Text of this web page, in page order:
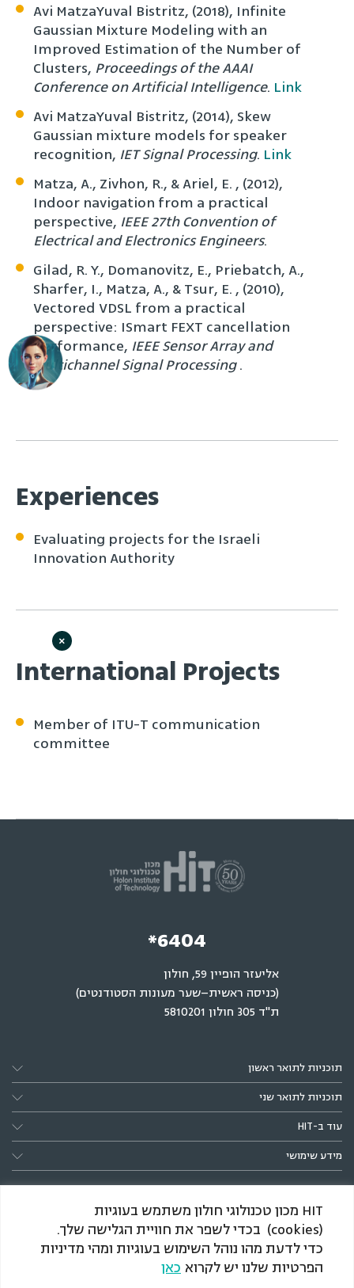
HIT מכון טכנולוגי חולון משתמש בעוגיות
(cookies) בכדי לשפר את חוויית הגלישה שלך.
כדי לדעת מהו נוהל השימוש בעוגיות ומהי מדיניות
הפרטיות שלנו יש לקרוא כאן
Avi MatzaYuval Bistritz, (2018), Infinite
Gaussian Mixture Modeling with an
Improved Estimation of the Number of
Clusters, Proceedings of the AAAI
Conference on Artificial Intelligence. Link
Avi MatzaYuval Bistritz, (2014), Skew
Gaussian mixture models for speaker
recognition, IET Signal Processing. Link
Matza, A., Zivhon, R., & Ariel, E. , (2012),
Indoor navigation from a practical
perspective, IEEE 27th Convention of
Electrical and Electronics Engineers.
Gilad, R. Y., Domanovitz, E., Priebatch, A.,
Sharfer, I., Matza, A., & Tsur, E. , (2010),
Vectored VDSL from a practical
perspective: ISmart FEXT cancellation
performance, IEEE Sensor Array and
Multichannel Signal Processing.
Experiences
Evaluating projects for the Israeli
Innovation Authority
International Projects
Member of ITU-T communication
committee
*6404
אליעזר הופיין 59, חולון
(כניסה ראשית–שער מעונות הסטודנטים)
ת"ד 305 חולון 5810201
תוכניות לתואר ראשון
תוכניות לתואר שני
עוד ב-HIT
מידע שימושי
×